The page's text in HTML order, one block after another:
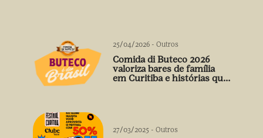
25/04/2026 - Outros
Comida di Buteco 2026
valoriza bares de família
em Curitiba e histórias que
27/03/2025 - Outros